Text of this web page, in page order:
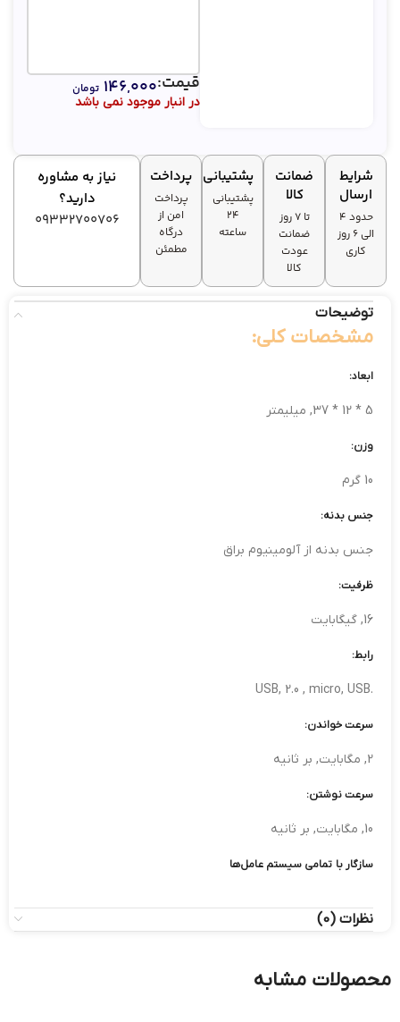
در انبار موجود نمی باشد
قیمت:۱۴۶,۰۰۰ تومان
شرایط
ارسال
حدود 4
الی 6 روز
کاری
ضمانت
کالا
تا ۷ روز
ضمانت
عودت
کالا
پشتیبانی
پشتیبانی
۲۴
ساعته
پرداخت
پرداخت
امن از
درگاه
مطمئن
نیاز به مشاوره
دارید؟
09332700706
توضیحات
مشخصات کلی:
ابعاد:
5 * 12 * 37, میلیمتر
وزن:
10 گرم
جنس بدنه:
جنس بدنه از آلومینیوم براق
ظرفیت:
16, گیگابایت
رابط:
.USB, 2.0 , micro, USB
سرعت خواندن:
2, مگابایت, بر ثانیه
سرعت نوشتن:
10, مگابایت, بر ثانیه
سازگار با تمامی سیستم عامل‌ها
نظرات (0)
محصولات مشابه